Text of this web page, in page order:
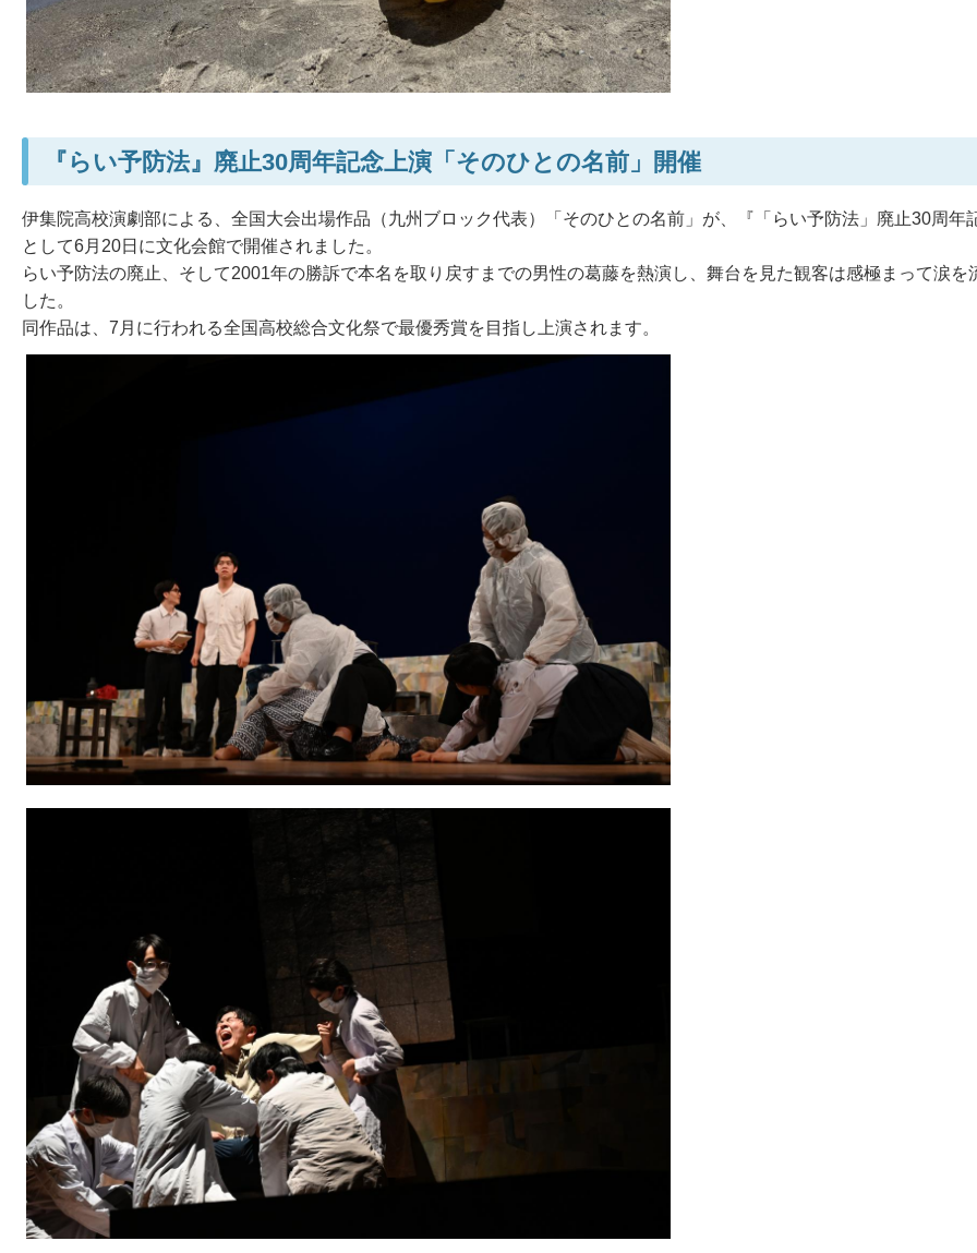
『らい予防法』廃止30周年記念上演「そのひとの名前」開催
伊集院高校演劇部による、全国大会出場作品（九州ブロック代表）「そのひとの名前」が、『「らい予防法」廃止30周年
として6月20日に文化会館で開催されました。
らい予防法の廃止、そして2001年の勝訴で本名を取り戻すまでの男性の葛藤を熱演し、舞台を見た観客は感極まって涙を
した。
同作品は、7月に行われる全国高校総合文化祭で最優秀賞を目指し上演されます。